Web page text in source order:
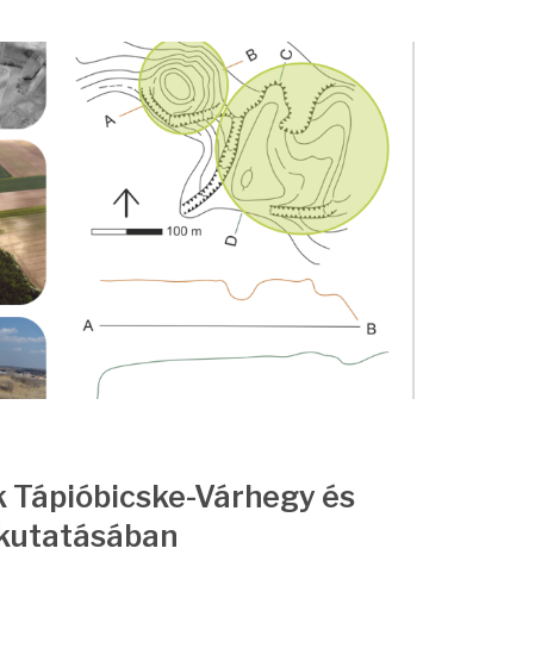
Tápióbicske-Várhegy és